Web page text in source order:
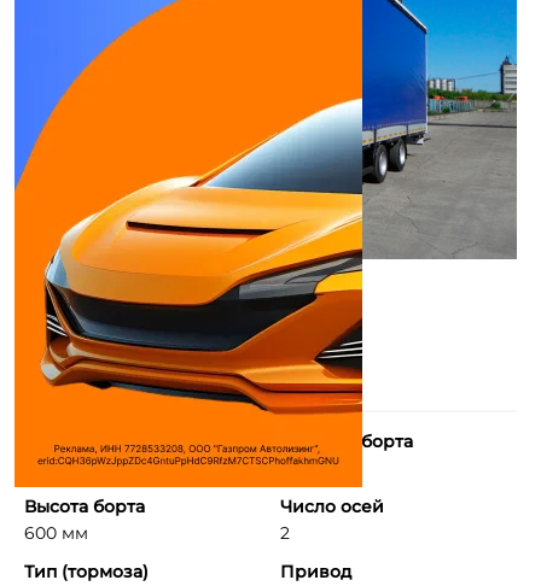
Длина борта
7 800 мм
Ширина борта
2 480 мм
Высота борта
600 мм
Число осей
2
Тип (тормоза)
Привод